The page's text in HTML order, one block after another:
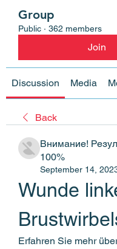
Group
Public · 362 members
Join
Discussion Media
Back
Внимание!
100%
September 14,
Wunde
Erfahren Sie mehr